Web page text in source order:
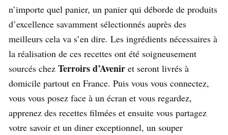
n’importe quel panier, un panier qui déborde de produits
d’excellence savamment sélectionnés auprès des
meilleurs cela va s’en dire. Les ingrédients nécessaires à
la réalisation de ces recettes ont été soigneusement
sourcés chez Terroirs d’Avenir et seront livrés à
domicile partout en France. Puis vous vous connectez,
vous vous posez face à un écran et vous regardez,
apprenez des recettes filmées et ensuite vous partagez
votre savoir et un diner exceptionnel, un souper